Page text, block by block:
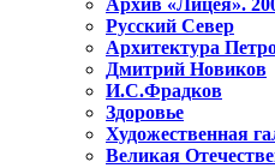
Русский Север
Архитектура
Дмитрий Новиков
И.С.Фрадков
Здоровье
Художественная
Великая